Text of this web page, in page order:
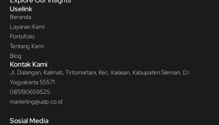
Uselink
Beranda
Layanan Kami
Portofolio
Tentang Kami
Blog
Kontak Kami
Jl. Dalangan, Kalimati, Tirtomartani, Kec. Kalasan, Kabupaten Sleman, D.I
Yogyakarta 55571
085190659525
marketing@udp.co.id
Sosial Media